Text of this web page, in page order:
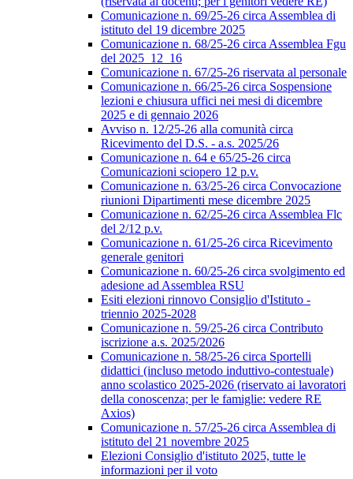
Comunicazione n. 69/25-26 circa Assemblea di
istituto del 19 dicembre 2025
Comunicazione n. 68/25-26 circa Assemblea Fgu
del 2025_12_16
Comunicazione n. 67/25-26 riservata al personale
Comunicazione n. 66/25-26 circa Sospensione
lezioni e chiusura uffici nei mesi di dicembre
2025 e di gennaio 2026
Avviso n. 12/25-26 alla comunità circa
Ricevimento del D.S. - a.s. 2025/26
Comunicazione n. 64 e 65/25-26 circa
Comunicazioni sciopero 12 p.v.
Comunicazione n. 63/25-26 circa Convocazione
riunioni Dipartimenti mese dicembre 2025
Comunicazione n. 62/25-26 circa Assemblea Flc
del 2/12 p.v.
Comunicazione n. 61/25-26 circa Ricevimento
generale genitori
Comunicazione n. 60/25-26 circa svolgimento ed
adesione ad Assemblea RSU
Esiti elezioni rinnovo Consiglio d'Istituto -
triennio 2025-2028
Comunicazione n. 59/25-26 circa Contributo
iscrizione a.s. 2025/2026
Comunicazione n. 58/25-26 circa Sportelli
didattici (incluso metodo induttivo-contestuale)
anno scolastico 2025-2026 (riservato ai lavoratori
della conoscenza; per le famiglie: vedere RE
Axios)
Comunicazione n. 57/25-26 circa Assemblea di
istituto del 21 novembre 2025
Elezioni Consiglio d'istituto 2025, tutte le
informazioni per il voto